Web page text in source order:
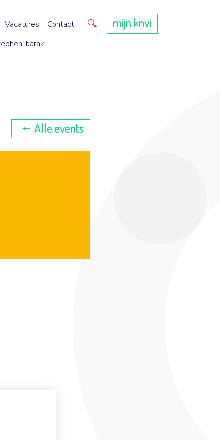
Ibaraki
Vacatures Contact Direct zoeken
mijn knvi
Alle events